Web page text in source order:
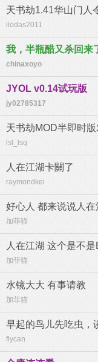
天书劫1.41华山门人
ilodas2011
我，半瓶醋又杀回来
chinaxoyo
JYOL v0.14试玩版
jy02785317
天书劫MOD半即时
lsl_lsq
人在江湖卡關了
raymondkei
好心人 都来说说人
加菲猫
人在江湖 这个是不
加菲猫
水镜大大 有事请教
加菲猫
早起的鸟儿先吃虫，
flycan